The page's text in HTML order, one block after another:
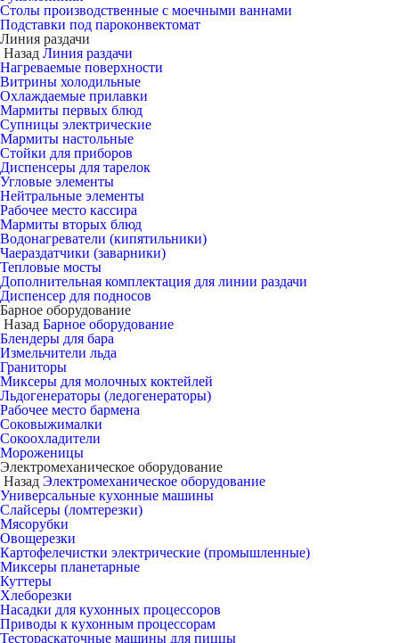
Столы производственные с моечными ваннами
Подставки под пароконвектомат
Линия раздачи
Назад Линия раздачи
Нагреваемые поверхности
Витрины холодильные
Охлаждаемые прилавки
Мармиты первых блюд
Супницы электрические
Мармиты настольные
Стойки для приборов
Диспенсеры для тарелок
Угловые элементы
Нейтральные элементы
Рабочее место кассира
Мармиты вторых блюд
Водонагреватели (кипятильники)
Чаераздатчики (заварники)
Тепловые мосты
Дополнительная комплектация для линии раздачи
Диспенсер для подносов
Барное оборудование
Назад Барное оборудование
Блендеры для бара
Измельчители льда
Граниторы
Миксеры для молочных коктейлей
Льдогенераторы (ледогенераторы)
Рабочее место бармена
Соковыжималки
Сокоохладители
Мороженицы
Электромеханическое оборудование
Назад Электромеханическое оборудование
Универсальные кухонные машины
Слайсеры (ломтерезки)
Мясорубки
Овощерезки
Картофелечистки электрические (промышленные)
Миксеры планетарные
Куттеры
Хлеборезки
Насадки для кухонных процессоров
Приводы к кухонным процессорам
Тестораскаточные машины для пиццы